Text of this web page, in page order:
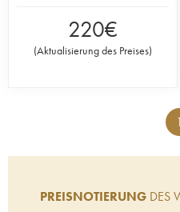
220€
(Aktualisierung des Preises)
1
PREISNOTIERUNG DES